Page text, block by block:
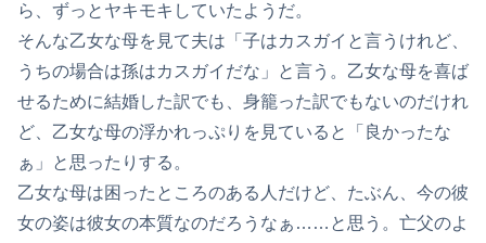
ら、ずっとヤキモキしていたようだ。
そんな乙女な母を見て夫は「子はカスガイと言うけれど、
うちの場合は孫はカスガイだな」と言う。乙女な母を喜ば
せるために結婚した訳でも、身籠った訳でもないのだけれ
ど、乙女な母の浮かれっぷりを見ていると「良かったな
ぁ」と思ったりする。
乙女な母は困ったところのある人だけど、たぶん、今の彼
女の姿は彼女の本質なのだろうなぁ……と思う。亡父のよ